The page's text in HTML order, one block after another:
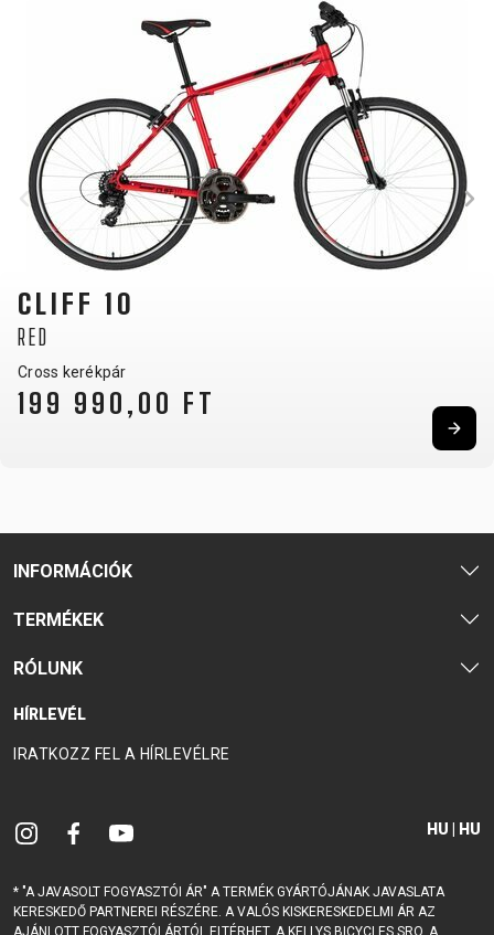
10
kerékpár
990,00 FT
INFORMÁCIÓK
TERMÉKEK
RÓLUNK
HÍRLEVÉL
IRATKOZZ FEL A HÍRLEVÉLRE
HU | HU
* "A JAVASOLT FOGYASZTÓI ÁR" A TERMÉK GYÁRTÓJÁNAK JAVASLATA
KERESKEDŐ PARTNEREI RÉSZÉRE. A VALÓS KISKERESKEDELMI ÁR AZ
AJÁNLOTT FOGYASZTÓI ÁRTÓL ELTÉRHET. A KELLYS BICYCLES SRO. A